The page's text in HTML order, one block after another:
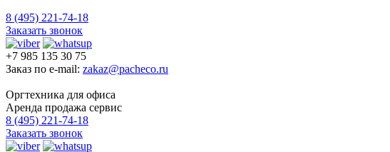
8 (495) 221-74-18
Заказать звонок
+7 985 135 30 75
Заказ по e-mail: zakaz@pacheco.ru
Оргтехника для офиса
Аренда продажа сервис
8 (495) 221-74-18
Заказать звонок